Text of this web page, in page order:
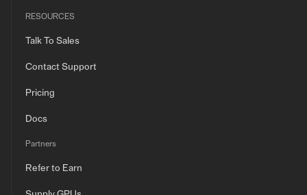
RESOURCES
Talk To Sales
Contact Support
Pricing
Docs
Partners
Refer to Earn